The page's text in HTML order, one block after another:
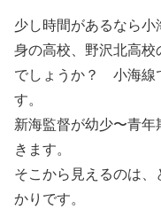
少し時間があるなら
身の高校、野沢北高校
でしょうか？ 小海線
す。
新海監督が幼少〜青
きます。
そこから見えるのは
かりです。